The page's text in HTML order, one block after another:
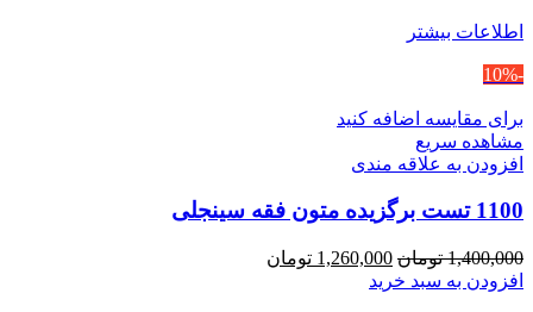
اطلاعات بیشتر
-10%
برای مقایسه اضافه کنید
مشاهده سریع
افزودن به علاقه مندی
1100 تست برگزیده متون فقه سینجلی
1,400,000 تومان قیمت
اصلی
1,260,000 تومان
افزودن به سبد خرید